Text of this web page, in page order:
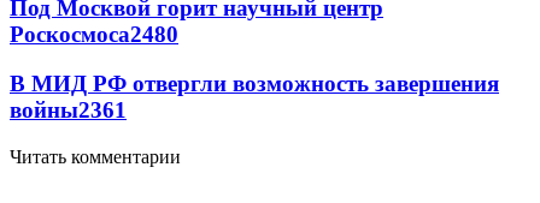
Под Москвой горит научный центр
Роскосмоса2480
В МИД РФ отвергли возможность завершения
войны2361
Читать комментарии